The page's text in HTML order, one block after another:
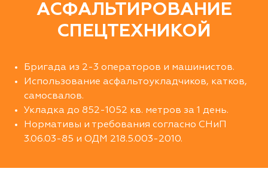
АСФАЛЬТИРОВАНИЕ
СПЕЦТЕХНИКОЙ
Бригада из 2-3 операторов и машинистов.
Использование асфальтоукладчиков, катков,
самосвалов.
Укладка до 852-1052 кв. метров за 1 день.
Нормативы и требования согласно СНиП
3.06.03-85 и ОДМ 218.5.003-2010.